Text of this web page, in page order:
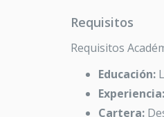
Requisitos
Requisitos
Educación:
Experiencia:
Cartera: